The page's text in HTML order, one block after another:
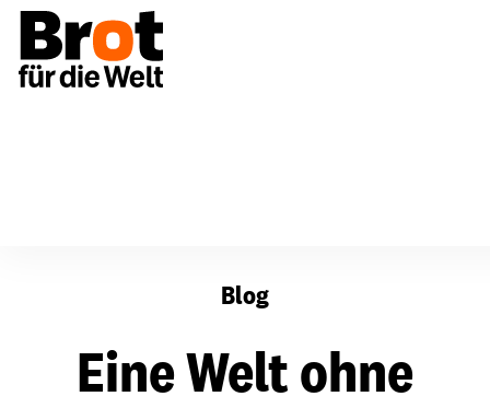
Blog
Eine Welt ohne